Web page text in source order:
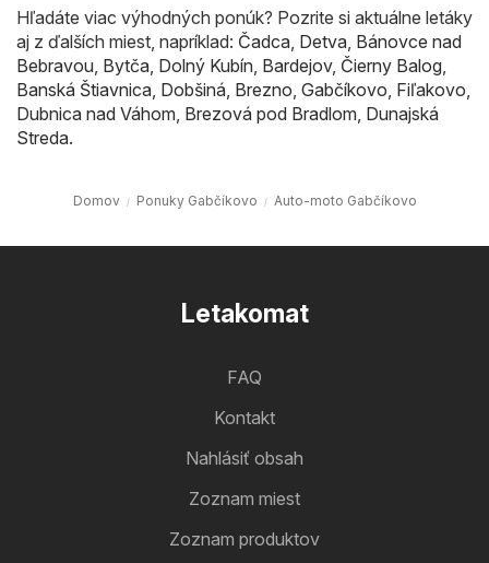
Hľadáte viac výhodných ponúk? Pozrite si aktuálne letáky
aj z ďalších miest, napríklad: Čadca, Detva, Bánovce nad
Bebravou, Bytča, Dolný Kubín, Bardejov, Čierny Balog,
Banská Štiavnica, Dobšiná, Brezno, Gabčíkovo, Fiľakovo,
Dubnica nad Váhom, Brezová pod Bradlom, Dunajská
Streda.
Domov Ponuky Gabčíkovo Auto-moto Gabčíkovo
Letakomat
FAQ
Kontakt
Nahlásiť obsah
Zoznam miest
Zoznam produktov